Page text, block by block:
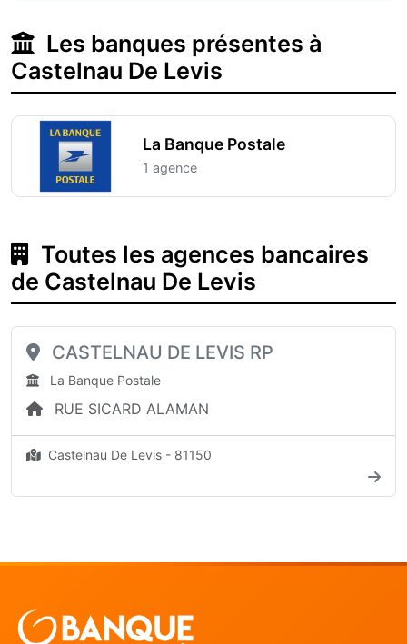
Les banques présentes à
Castelnau De Levis
La Banque Postale
1 agence
Toutes les agences bancaires
de Castelnau De Levis
CASTELNAU DE LEVIS RP
La Banque Postale
RUE SICARD ALAMAN
Castelnau De Levis - 81150